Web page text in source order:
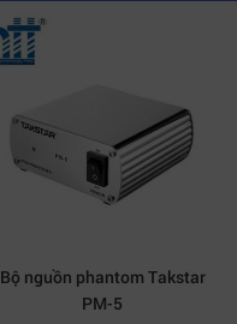
Bộ nguồn phantom Takstar
PM-5